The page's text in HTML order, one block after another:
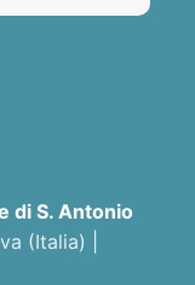
di S. Antonio
(Italia) |